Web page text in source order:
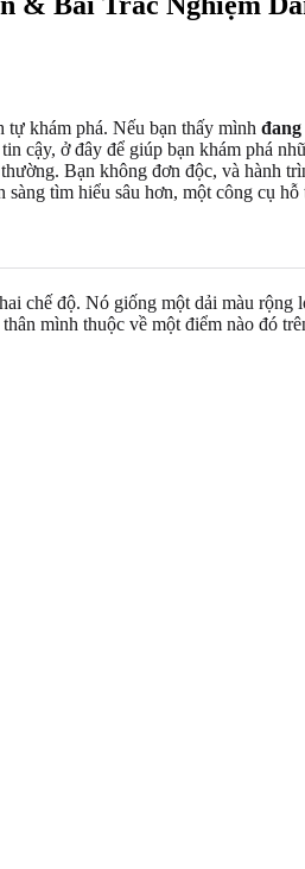
tự khám phá. Nếu bạn thấy mình
cậy, ở đây để giúp bạn khám phá
Bạn không đơn độc, và hành
tìm hiểu sâu hơn, một công cụ hỗ
chế độ. Nó giống một dải màu rộng
mình thuộc về một điểm nào đó